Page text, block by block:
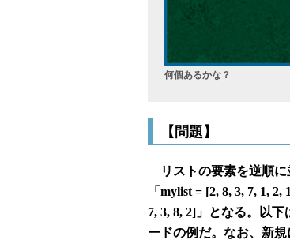
何個あるかな？
【問題】
リストの要素を逆順
「mylist = [2, 8, 3, 7, 1,
7, 3, 8, 2]」となる。以
ードの例だ。なお、新